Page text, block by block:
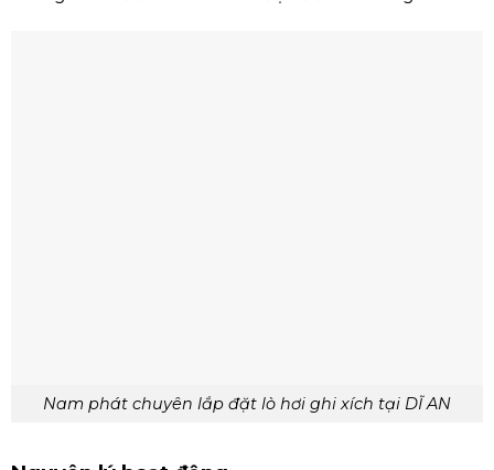
Nam phát chuyên lắp đặt lò hơi ghi xích tại DĨ AN